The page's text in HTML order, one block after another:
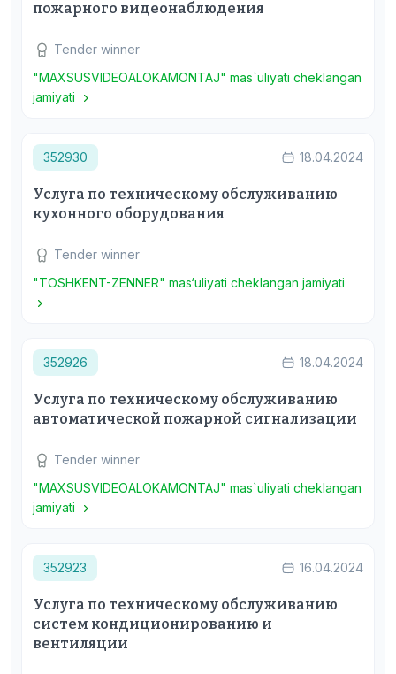
пожарного видеонаблюдения
Tender winner
"MAXSUSVIDEOALOKAMONTAJ" mas`uliyati cheklangan
jamiyati
352930 18.04.2024
Услуга по техническому обслуживанию
кухонного оборудования
Tender winner
"TOSHKENT-ZENNER" mas‘uliyati cheklangan jamiyati
352926 18.04.2024
Услуга по техническому обслуживанию
автоматической пожарной сигнализации
Tender winner
"MAXSUSVIDEOALOKAMONTAJ" mas`uliyati cheklangan
jamiyati
352923 16.04.2024
Услуга по техническому обслуживанию
систем кондиционированию и
вентиляции